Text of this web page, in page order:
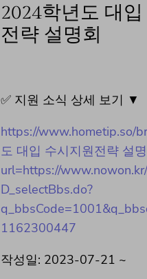
2024학년도 대
전략 설명회
✅ 지원 소식 상세 보기 ▼
https://www.hometip.so/
도 대입 수시지원전략 설
url=https://
D_selectBbs.do?
1162300447
작성일: 2023-07-21 ~